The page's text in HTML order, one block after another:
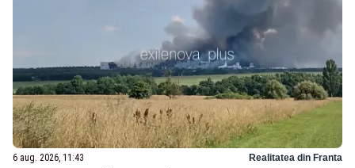
6 aug. 2026, 11:43 Realitatea din Franta